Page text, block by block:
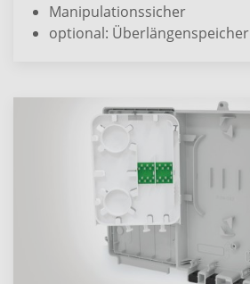
Manipulationssicher
optional: Überlängenspeicher